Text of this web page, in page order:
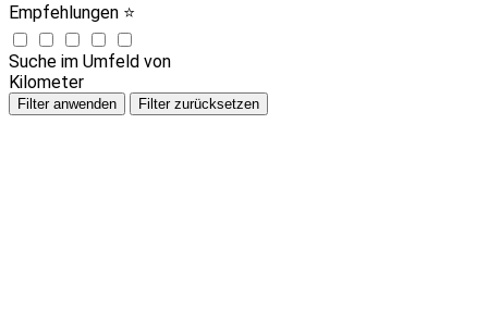
Empfehlungen ⭐
Suche im Umfeld von
Kilometer
Filter anwenden Filter zurücksetzen